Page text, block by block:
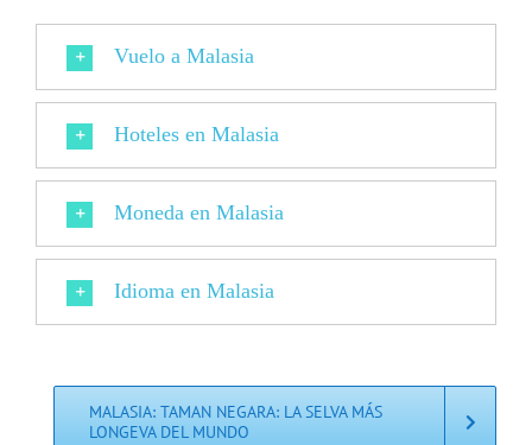
Vuelo a Malasia
Hoteles en Malasia
Moneda en Malasia
Idioma en Malasia
MALASIA: TAMAN NEGARA: LA SELVA MÁS
LONGEVA DEL MUNDO